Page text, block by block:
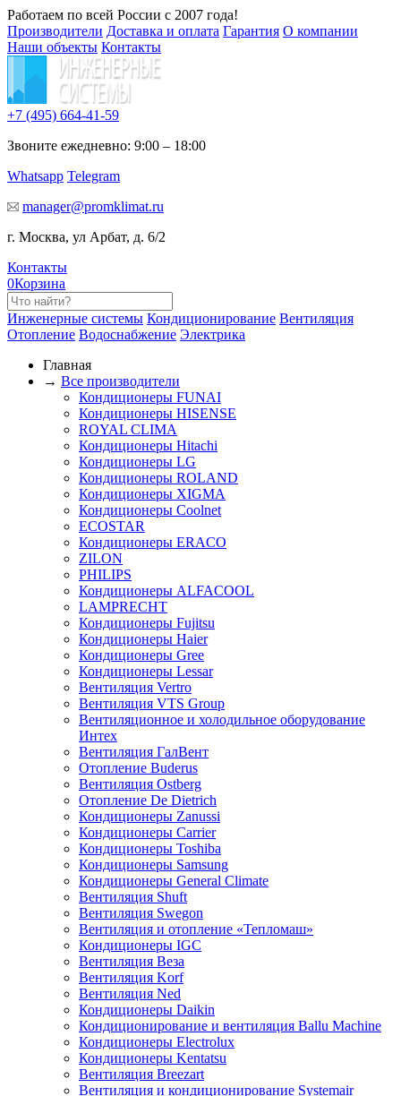
Работаем по всей России с 2007 года!
Производители Доставка и оплата Гарантия О компании
Наши объекты Контакты
+7 (495) 664-41-59
Звоните ежедневно: 9:00 – 18:00
Whatsapp Telegram
manager@promklimat.ru
г. Москва, ул Арбат, д. 6/2
Контакты
0Корзина
Инженерные системы Кондиционирование Вентиляция
Отопление Водоснабжение Электрика
Главная
→ Все производители
Кондиционеры FUNAI
Кондиционеры HISENSE
ROYAL CLIMA
Кондиционеры Hitachi
Кондиционеры LG
Кондиционеры ROLAND
Кондиционеры XIGMA
Кондиционеры Coolnet
ECOSTAR
Кондиционеры ERACO
ZILON
PHILIPS
Кондиционеры ALFACOOL
LAMPRECHT
Кондиционеры Fujitsu
Кондиционеры Haier
Кондиционеры Gree
Кондиционеры Lessar
Вентиляция Vertro
Вентиляция VTS Group
Вентиляционное и холодильное оборудование
Интех
Вентиляция ГалВент
Отопление Buderus
Вентиляция Ostberg
Отопление De Dietrich
Кондиционеры Zanussi
Кондиционеры Carrier
Кондиционеры Toshiba
Кондиционеры Samsung
Кондиционеры General Climate
Вентиляция Shuft
Вентиляция Swegon
Вентиляция и отопление «Тепломаш»
Кондиционеры IGC
Вентиляция Веза
Вентиляция Korf
Вентиляция Ned
Кондиционеры Daikin
Кондиционирование и вентиляция Ballu Machine
Кондиционеры Electrolux
Кондиционеры Kentatsu
Вентиляция Breezart
Вентиляция и кондиционирование Systemair